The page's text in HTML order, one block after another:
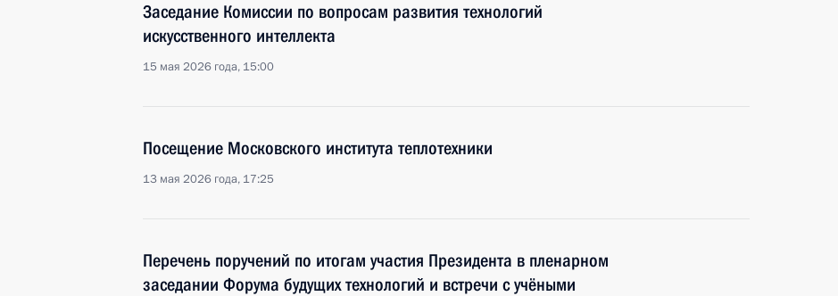
Заседание Комиссии по вопросам развития технологий
искусственного интеллекта
15 мая 2026 года, 15:00
Посещение Московского института теплотехники
13 мая 2026 года, 17:25
Перечень поручений по итогам участия Президента в пленарном
заседании Форума будущих технологий и встречи с учёными